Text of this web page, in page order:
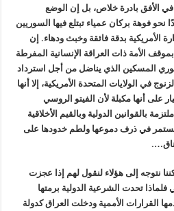
في الأفق بادرة خلاص، بل إن الوضع
نحو فوهة بركان عمياء تبتلع فيها السوريين
الأمريكية بدقة فائقة وخبث ودهاء. إن
بموقف الأمة ذات العراقة الإنسانية المفرطة
المسكين الذي يناضل من أجل استرداد
في الولايات المتحدة الأمريكية، إلا أنها
على أنها مكبلة لأن الفيتو الروسي
بالقوانين الدولية وبالقيم الأخلاقية
في ذرف دموعها ولطم خدودها على
نتوجه إلى هؤلاء لنقول لهم إذا عجزت
فلماذا تحدت الشرعية الدولية برمتها
القرارات الأممية ودخلت العراق كدولة